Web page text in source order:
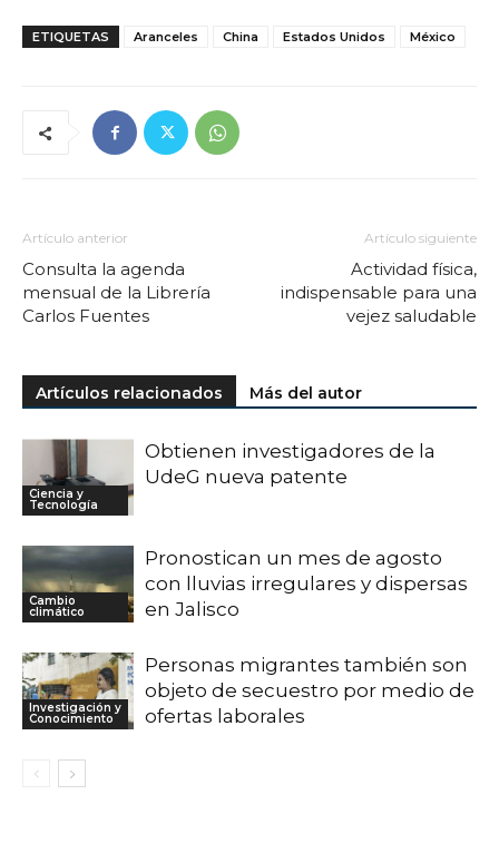
ETIQUETAS Aranceles China Estados Unidos México
Artículo anterior
Consulta la agenda
mensual de la Librería
Carlos Fuentes
Artículo siguiente
Actividad física,
indispensable para una
vejez saludable
Artículos relacionados Más del autor
Ciencia y
Tecnología
Obtienen investigadores de la
UdeG nueva patente
Cambio
climático
Pronostican un mes de agosto
con lluvias irregulares y dispersas
en Jalisco
Investigación y
Conocimiento
Personas migrantes también son
objeto de secuestro por medio de
ofertas laborales